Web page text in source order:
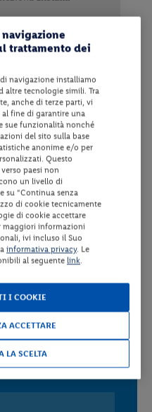
privati, asciugacapelli,
e collegamento internet
privati, asciugacapelli,
camino, patio comune e
di viaggio selezionato.
ottenere un
trattamento dei
navigazione installiamo
altre tecnologie simili. Tra
anche di terze parti, vi
fine di garantire una
sue funzionalità nonché
del sito sulla base
anonime e/o per
Questo
paesi non
un livello di
su “Continua senza
di cookie tecnicamente
di cookie accettare
maggiori informazioni
ivi incluso il Suo
informativa privacy. Le
al seguente link.
I COOKIE
ACCETTARE
LA SCELTA